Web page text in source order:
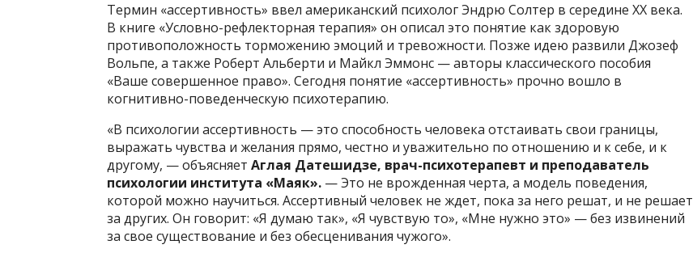
Термин «ассертивность» ввел американский психолог Эндрю Солтер в середине XX века.
В книге «Условно-рефлекторная терапия» он описал это понятие как здоровую
противоположность торможению эмоций и тревожности. Позже идею развили Джозеф
Вольпе, а также Роберт Альберти и Майкл Эммонс — авторы классического пособия
«Ваше совершенное право». Сегодня понятие «ассертивность» прочно вошло в
когнитивно-поведенческую психотерапию.
«В психологии ассертивность — это способность человека отстаивать свои границы,
выражать чувства и желания прямо, честно и уважительно по отношению и к себе, и к
другому, — объясняет Аглая Датешидзе, врач-психотерапевт и преподаватель
психологии института «Маяк». — Это не врожденная черта, а модель поведения,
которой можно научиться. Ассертивный человек не ждет, пока за него решат, и не решает
за других. Он говорит: «Я думаю так», «Я чувствую то», «Мне нужно это» — без извинений
за свое существование и без обесценивания чужого».